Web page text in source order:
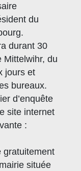
du
durant 30
Mittelwihr, du
jours et
bureaux.
d’enquête
site internet
:
gratuitement
située